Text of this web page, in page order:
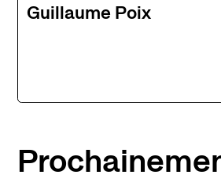
Guillaume Poix